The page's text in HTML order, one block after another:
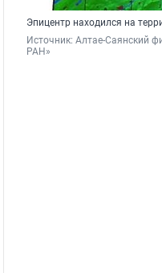
Эпицентр находился на
Источник: Алтае-Саянский
РАН»